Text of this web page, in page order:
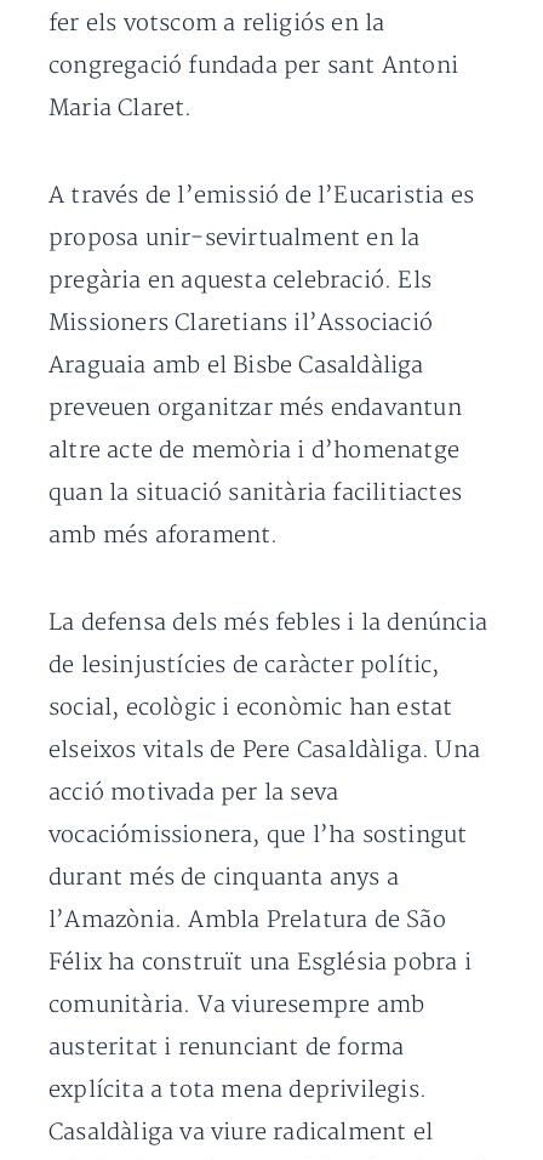
fer els votscom a religiós en la
congregació fundada per sant Antoni
Maria Claret.
A través de l’emissió de l’Eucaristia es
proposa unir-sevirtualment en la
pregària en aquesta celebració. Els
Missioners Claretians il’Associació
Araguaia amb el Bisbe Casaldàliga
preveuen organitzar més endavantun
altre acte de memòria i d’homenatge
quan la situació sanitària facilitiactes
amb més aforament.
La defensa dels més febles i la denúncia
de lesinjustícies de caràcter polític,
social, ecològic i econòmic han estat
elseixos vitals de Pere Casaldàliga. Una
acció motivada per la seva
vocaciómissionera, que l’ha sostingut
durant més de cinquanta anys a
l’Amazònia. Ambla Prelatura de São
Félix ha construït una Església pobra i
comunitària. Va viuresempre amb
austeritat i renunciant de forma
explícita a tota mena deprivilegis.
Casaldàliga va viure radicalment el